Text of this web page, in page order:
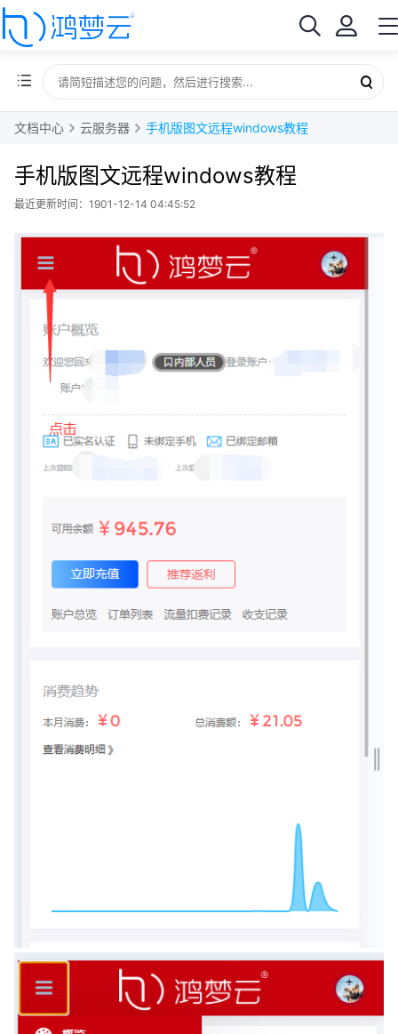
文档中心 云服务器 手机版图文远程windows教程
手机版图文远程windows教程
最近更新时间：1901-12-14 04:45:52